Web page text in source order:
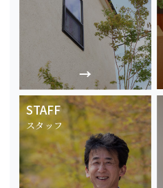
STAFF
スタッフ